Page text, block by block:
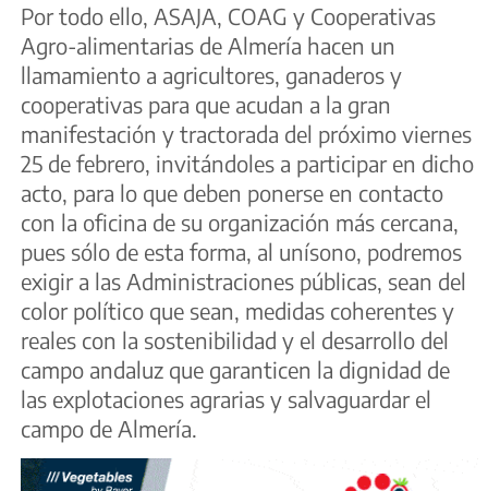
Por todo ello, ASAJA, COAG y Cooperativas
Agro-alimentarias de Almería hacen un
llamamiento a agricultores, ganaderos y
cooperativas para que acudan a la gran
manifestación y tractorada del próximo viernes
25 de febrero, invitándoles a participar en dicho
acto, para lo que deben ponerse en contacto
con la oficina de su organización más cercana,
pues sólo de esta forma, al unísono, podremos
exigir a las Administraciones públicas, sean del
color político que sean, medidas coherentes y
reales con la sostenibilidad y el desarrollo del
campo andaluz que garanticen la dignidad de
las explotaciones agrarias y salvaguardar el
campo de Almería.